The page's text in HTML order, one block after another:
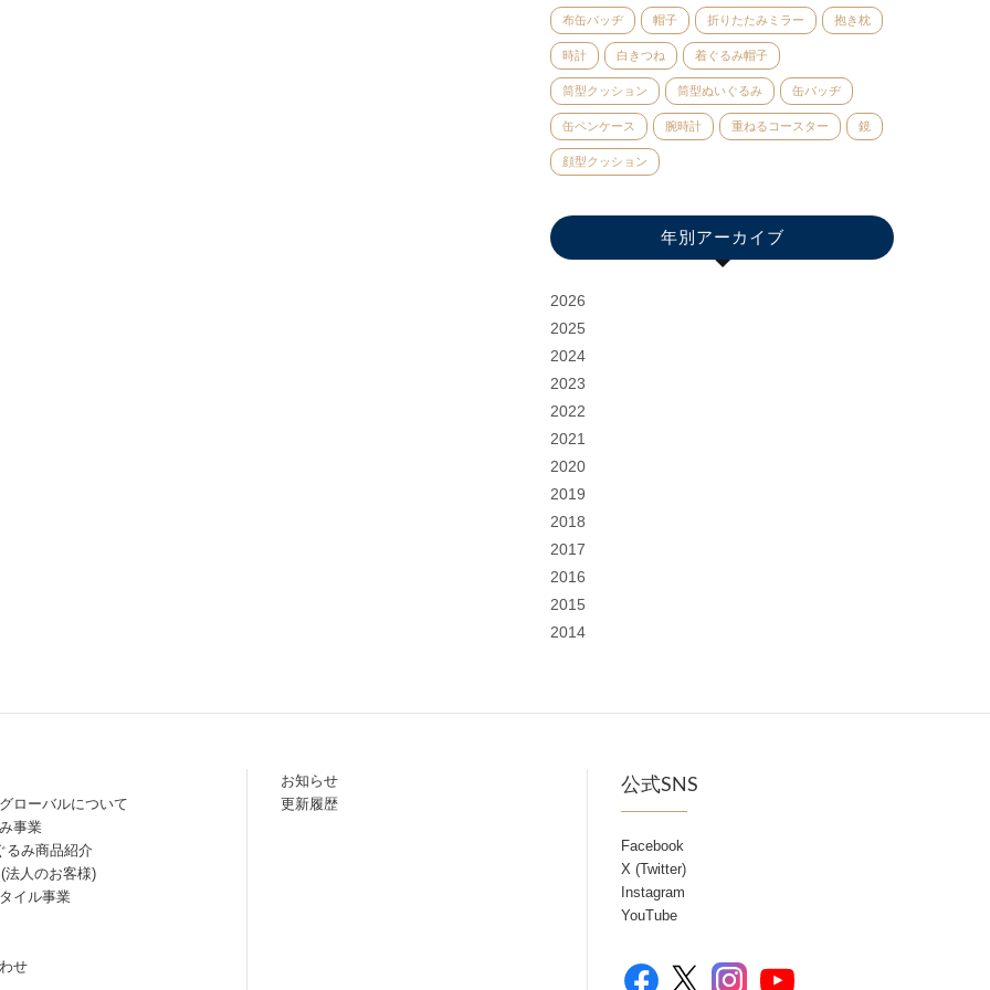
布缶バッヂ 帽子 折りたたみミラー 抱き枕
時計 白きつね 着ぐるみ帽子
筒型クッション 筒型ぬいぐるみ 缶バッヂ
缶ペンケース 腕時計 重ねるコースター 鏡
顔型クッション
年別アーカイブ
2026
2025
2024
2023
2022
2021
2020
2019
2018
2017
2016
2015
2014
ローバルについて
事業
るみ商品紹介
法人のお客様)
イル事業
せ
お知らせ
更新履歴
公式SNS
Facebook
X (Twitter)
Instagram
YouTube
Facebook
X InstagramYouTube